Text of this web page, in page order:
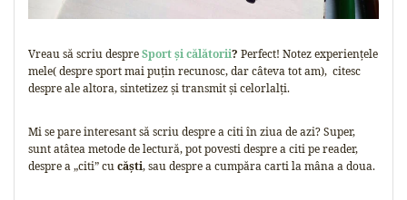
Vreau să scriu despreSport și călătorii? Perfect! Notez experiențele
mele( despre sport mai puțin recunosc, dar câteva tot am), citesc
despre ale altora, sintetizez și transmit și celorlalți.
Mi se pare interesant să scriu despre a citi în ziua de azi? Super,
sunt atâtea metode de lectură, pot povesti despre a citi pe reader,
despre a „citi” cucăști, sau despre a cumpăra carti la mâna a doua.